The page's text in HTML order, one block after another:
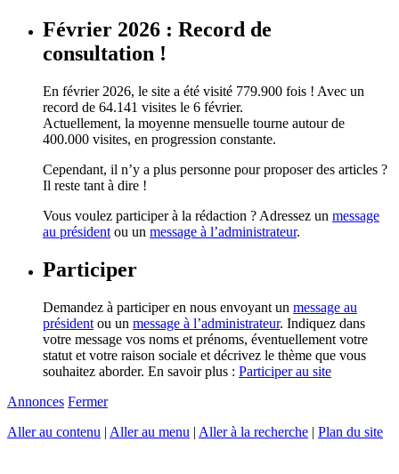
Février 2026 : Record de
consultation !
En février 2026, le site a été visité 779.900 fois ! Avec un
record de 64.141 visites le 6 février.
Actuellement, la moyenne mensuelle tourne autour de
400.000 visites, en progression constante.
Cependant, il n’y a plus personne pour proposer des articles ?
Il reste tant à dire !
Vous voulez participer à la rédaction ? Adressez un message
au président ou un message à l’administrateur.
Participer
Demandez à participer en nous envoyant un message au
président ou un message à l’administrateur. Indiquez dans
votre message vos noms et prénoms, éventuellement votre
statut et votre raison sociale et décrivez le thème que vous
souhaitez aborder. En savoir plus : Participer au site
Annonces Fermer
Aller au contenu | Aller au menu | Aller à la recherche | Plan du site